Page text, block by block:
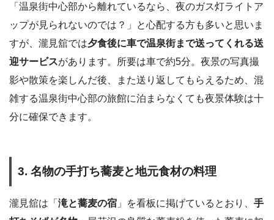
「温泉街中心部から離れているなら、夜のガス灯ライトア
ップが見られないのでは？」と心配する方も多いと思いま
すが、瀧見舘では夕食後に車で温泉街まで送ってくれる送
迎サービスがあります。所要は車で約5分。夜景の写真撮
影や散策を楽しんだ後、また送り返してもらえるため、混
雑する温泉街中心部の旅館に泊まらなくても夜景体験は十
分に確保できます。
3. 名物の手打ち蕎麦と地元食材の料理
瀧見舘は「 滝と蕎麦の宿 」を看板に掲げているとおり、 手